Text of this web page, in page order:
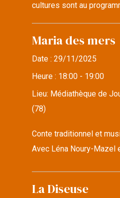
cultures sont au
Maria des mers
Date :29/11/2025
Heure : 18:00 - 19:00
Lieu: Médiathèque de
(78)
Conte traditionnel et
Avec Léna Noury-Mazel
La Diseuse